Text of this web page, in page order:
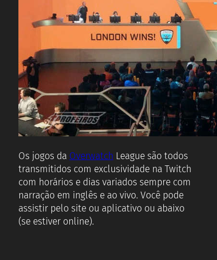
Os jogos da Overwatch League são todos
transmitidos com exclusividade na Twitch
com horários e dias variados sempre com
narração em inglês e ao vivo. Você pode
assistir pelo site ou aplicativo ou abaixo
(se estiver online).